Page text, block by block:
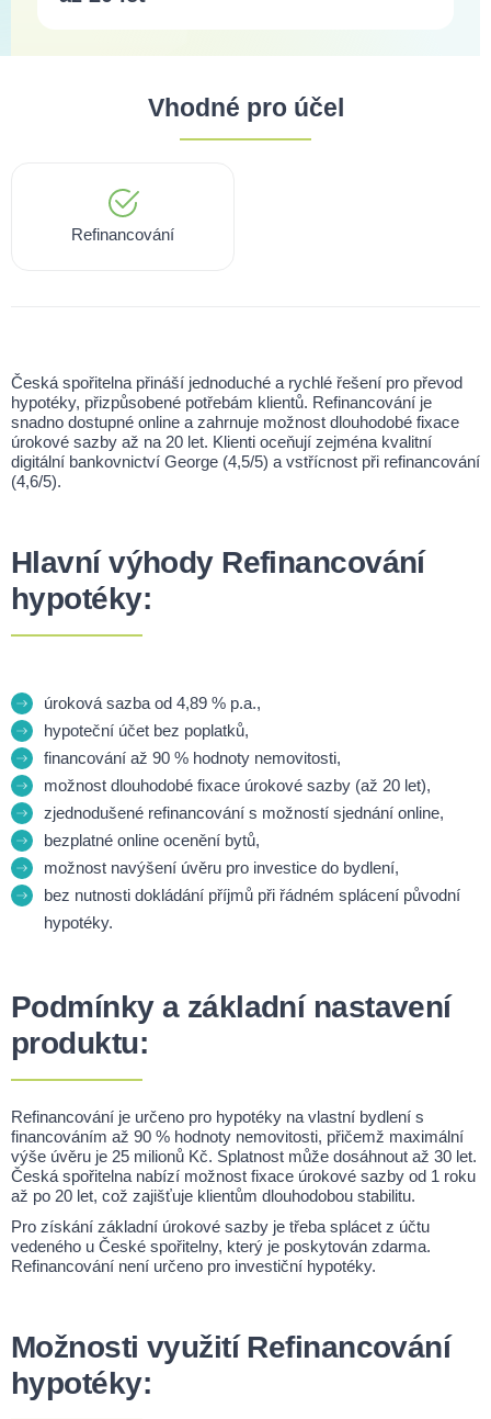
Vhodné pro účel
Refinancování
Česká spořitelna přináší jednoduché a rychlé řešení pro převod
hypotéky, přizpůsobené potřebám klientů. Refinancování je
snadno dostupné online a zahrnuje možnost dlouhodobé fixace
úrokové sazby až na 20 let. Klienti oceňují zejména kvalitní
digitální bankovnictví George (4,5/5) a vstřícnost při refinancování
(4,6/5).
Hlavní výhody Refinancování
hypotéky:
úroková sazba od 4,89 % p.a.,
hypoteční účet bez poplatků,
financování až 90 % hodnoty nemovitosti,
možnost dlouhodobé fixace úrokové sazby (až 20 let),
zjednodušené refinancování s možností sjednání online,
bezplatné online ocenění bytů,
možnost navýšení úvěru pro investice do bydlení,
bez nutnosti dokládání příjmů při řádném splácení původní
hypotéky.
Podmínky a základní nastavení
produktu:
Refinancování je určeno pro hypotéky na vlastní bydlení s
financováním až 90 % hodnoty nemovitosti, přičemž maximální
výše úvěru je 25 milionů Kč. Splatnost může dosáhnout až 30 let.
Česká spořitelna nabízí možnost fixace úrokové sazby od 1 roku
až po 20 let, což zajišťuje klientům dlouhodobou stabilitu.
Pro získání základní úrokové sazby je třeba splácet z účtu
vedeného u České spořitelny, který je poskytován zdarma.
Refinancování není určeno pro investiční hypotéky.
Možnosti využití Refinancování
hypotéky: